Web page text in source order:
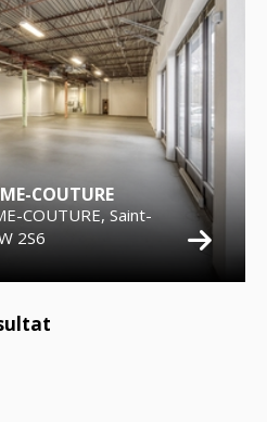
COUTURE
COUTURE, Saint-
2S6